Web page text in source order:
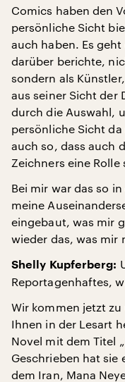
Comics haben den
persönliche Sicht
auch haben. Es
darüber berichte,
sondern als
aus seiner Sicht der
durch die Auswahl,
persönliche Sicht da
auch so, dass auch
Zeichners eine Rolle
Bei mir war das so
meine
eingebaut, was mir
wieder das, was mir
Shelly Kupferberg:
Reportagenhaftes,
Wir kommen jetzt
Ihnen in der Lesart
Novel mit dem Titel
Geschrieben hat sie
dem Iran, Mana